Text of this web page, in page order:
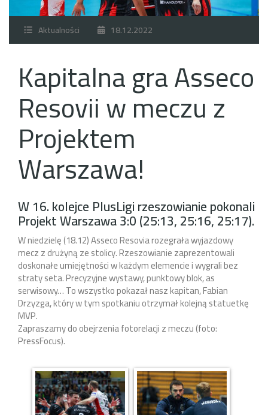
Aktualności 18.12.2022
Kapitalna gra Asseco
Resovii w meczu z
Projektem
Warszawa!
W 16. kolejce PlusLigi rzeszowianie pokonali
Projekt Warszawa 3:0 (25:13, 25:16, 25:17).
W niedzielę (18.12) Asseco Resovia rozegrała wyjazdowy
mecz z drużyną ze stolicy. Rzeszowianie zaprezentowali
doskonałe umiejętności w każdym elemencie i wygrali bez
straty seta. Precyzyjne wystawy, punktowy blok, as
serwisowy… To wszystko pokazał nasz kapitan, Fabian
Drzyzga, który w tym spotkaniu otrzymał kolejną statuetkę
MVP.
Zapraszamy do obejrzenia fotorelacji z meczu (foto:
PressFocus).